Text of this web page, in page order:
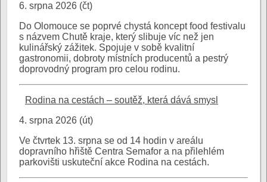
6. srpna 2026 (čt)
Do Olomouce se poprvé chystá koncept food festivalu
s názvem Chutě kraje, který slibuje víc než jen
kulinářský zážitek. Spojuje v sobě kvalitní
gastronomii, dobroty místních producentů a pestrý
doprovodný program pro celou rodinu.
Rodina na cestách – soutěž, která dává smysl
4. srpna 2026 (út)
Ve čtvrtek 13. srpna se od 14 hodin v areálu
dopravního hřiště Centra Semafor a na přilehlém
parkovišti uskuteční akce Rodina na cestách.